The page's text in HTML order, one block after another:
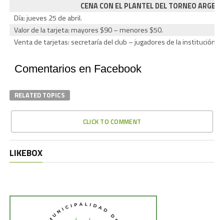
CENA CON EL PLANTEL DEL TORNEO
Día: jueves 25 de abril.
Valor de la tarjeta: mayores $90 – menores $50.
Venta de tarjetas: secretaría del club – jugadores de la institución.
Comentarios en Facebook
RELATED TOPICS
CLICK TO COMMENT
LIKEBOX